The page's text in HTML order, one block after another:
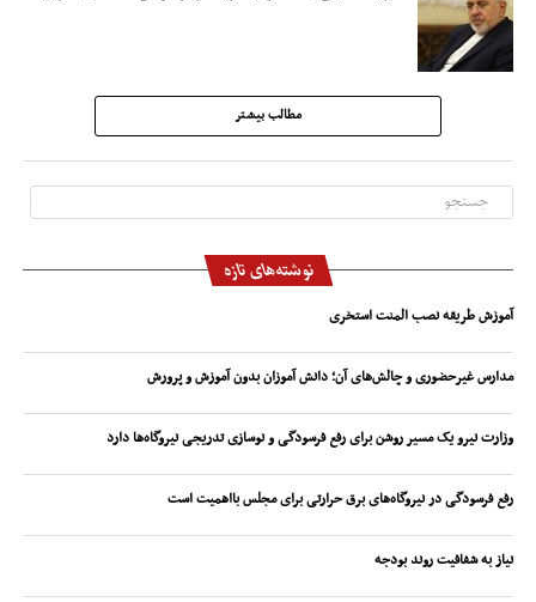
مطالب بیشتر
نوشته‌های تازه
آموزش طریقه نصب المنت استخری
مدارس غیرحضوری و چالش‌های آن؛ دانش آموزان بدون آموزش و پرورش
وزارت نیرو یک مسیر روشن برای رفع فرسودگی و نوسازی تدریجی نیروگاه‌ها دارد
رفع فرسودگی در نیروگاه‌های برق حرارتی برای مجلس بااهمیت است
نیاز به شفافیت روند بودجه